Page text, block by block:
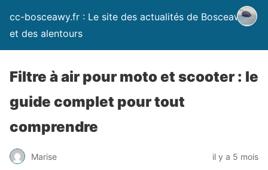
cc-bosceawy.fr : Le site des actualités de Bosceawy
et des alentours
Filtre à air pour moto et scooter : le
guide complet pour tout
comprendre
Marise il y a 5 mois